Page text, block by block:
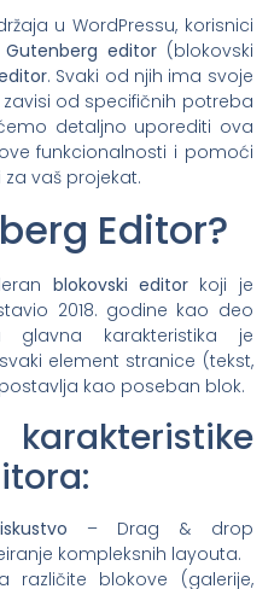
u WordPressu, korisnici
Gutenberg editor(blokovski
. Svaki od njih ima svoje
od specifičnih potreba
detaljno uporediti ova
funkcionalnosti i pomoći
vaš projekat.
Editor?
blokovski editor koji je
2018. godine kao deo
glavna karakteristika je
element stranice (tekst,
kao poseban blok.
– Drag & drop
kompleksnih layouta.
različite blokove (galerije,